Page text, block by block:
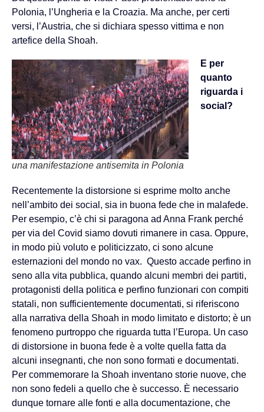
Polonia, l’Ungheria e la Croazia. Ma anche, per certi
versi, l’Austria, che si dichiara spesso vittima e non
artefice della Shoah.
una manifestazione antisemita in Polonia
E per
quanto
riguarda i
social?
Recentemente la distorsione si esprime molto anche
nell’ambito dei social, sia in buona fede che in malafede.
Per esempio, c’è chi si paragona ad Anna Frank perché
per via del Covid siamo dovuti rimanere in casa. Oppure,
in modo più voluto e politicizzato, ci sono alcune
esternazioni del mondo no vax. Questo accade perfino in
seno alla vita pubblica, quando alcuni membri dei partiti,
protagonisti della politica e perfino funzionari con compiti
statali, non sufficientemente documentati, si riferiscono
alla narrativa della Shoah in modo limitato e distorto; è un
fenomeno purtroppo che riguarda tutta l’Europa. Un caso
di distorsione in buona fede è a volte quella fatta da
alcuni insegnanti, che non sono formati e documentati.
Per commemorare la Shoah inventano storie nuove, che
non sono fedeli a quello che è successo. È necessario
dunque tornare alle fonti e alla documentazione, che